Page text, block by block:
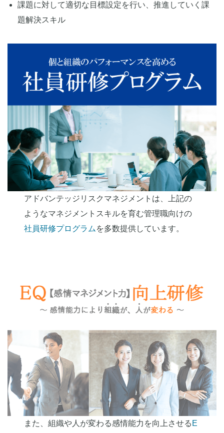
課題に対して適切な目標設定を行い、推進していく課
題解決スキル
アドバンテッジリスクマネジメントは、上記の
ようなマネジメントスキルを育む管理職向けの
社員研修プログラム を多数提供しています。
また、組織や人が変わる感情能力を向上させる E